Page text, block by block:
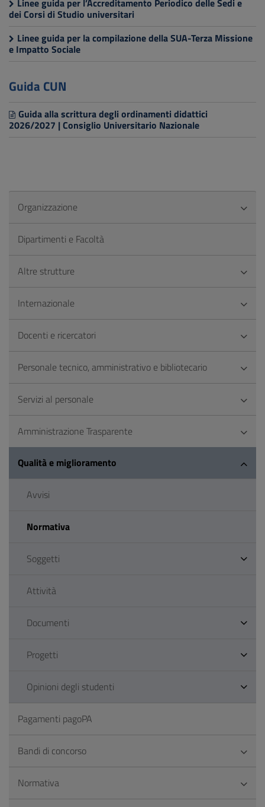
Linee guida per l’Accreditamento Periodico delle Sedi e
dei Corsi di Studio universitari
Linee guida per la compilazione della SUA-Terza Missione
e Impatto Sociale
Guida CUN
Guida alla scrittura degli ordinamenti didattici
2026/2027 | Consiglio Universitario Nazionale
Organizzazione
Dipartimenti e Facoltà
Altre strutture
Internazionale
Docenti e ricercatori
Personale tecnico, amministrativo e bibliotecario
Servizi al personale
Amministrazione Trasparente
Qualità e miglioramento
Avvisi
Normativa
Soggetti
Attività
Documenti
Progetti
Opinioni degli studenti
Pagamenti pagoPA
Bandi di concorso
Normativa